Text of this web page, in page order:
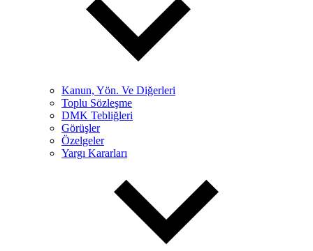
Kanun, Yön. Ve Diğerleri
Toplu Sözleşme
DMK Tebliğleri
Görüşler
Özelgeler
Yargı Kararları